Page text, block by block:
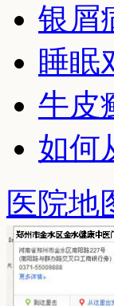
银屑
睡眠
牛皮
如何
医院地